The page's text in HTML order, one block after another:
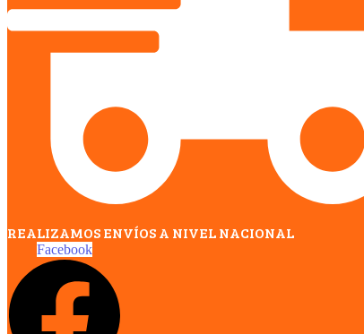
REALIZAMOS ENVÍOS A NIVEL NACIONAL
Facebook